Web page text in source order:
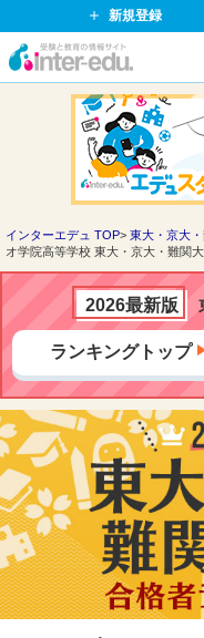
新規登録
イ
ド
ッ
ト
インターエデュ TOP 東大・京大
オ学院高等学校 東大・京大・難関
2026最新版
ランキングトップ